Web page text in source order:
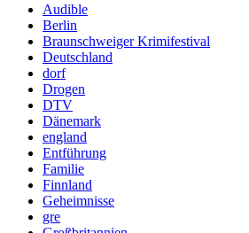
Audible
Berlin
Braunschweiger Krimifestival
Deutschland
dorf
Drogen
DTV
Dänemark
england
Entführung
Familie
Finnland
Geheimnisse
gre